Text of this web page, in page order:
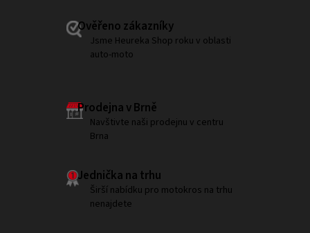
Ověřeno zákazníky
Jsme Heureka Shop roku v oblasti
auto-moto
Prodejna v Brně
Navštivte naši prodejnu v centru
Brna
Jednička na trhu
Širší nabídku pro motokros na trhu
nenajdete